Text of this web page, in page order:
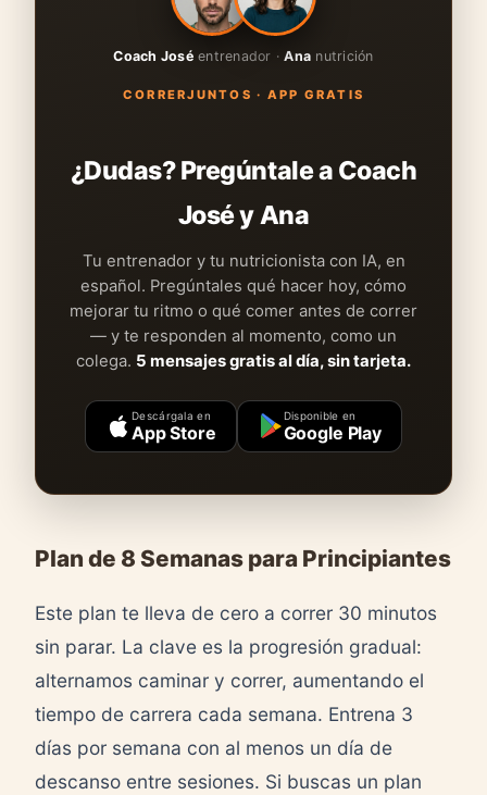
Coach Joséentrenador ·Ana nutrición
CORRERJUNTOS · APP GRATIS
¿Dudas? Pregúntale a Coach
José y Ana
Tu entrenador y tu nutricionista con IA, en
español. Pregúntales qué hacer hoy, cómo
mejorar tu ritmo o qué comer antes de correr
— y te responden al momento, como un
colega. 5 mensajes gratis al día, sin tarjeta.
Descárgala en
App Store
Disponible en
Google Play
Plan de 8 Semanas para Principiantes
Este plan te lleva de cero a correr 30 minutos
sin parar. La clave es la progresión gradual:
alternamos caminar y correr, aumentando el
tiempo de carrera cada semana. Entrena 3
días por semana con al menos un día de
descanso entre sesiones. Si buscas un plan